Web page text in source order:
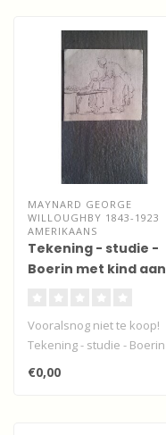
MAYNARD GEORGE
WILLOUGHBY 1843-1923
AMERIKAANS
Tekening - studie -
Boerin met kind aan
Vooralsnog niet te koop!
Tekening - studie - Boerin
met kind aan een handkar
van..
€0,00